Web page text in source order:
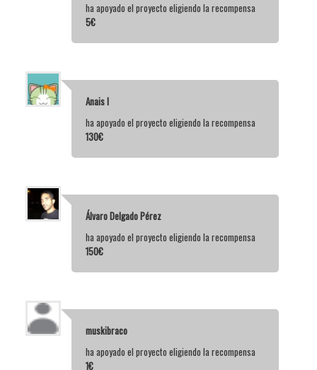
ha apoyado el proyecto eligiendo la recompensa
5€
Anais I
ha apoyado el proyecto eligiendo la recompensa
130€
Álvaro Delgado Pérez
ha apoyado el proyecto eligiendo la recompensa
150€
muskibraco
ha apoyado el proyecto eligiendo la recompensa
1€